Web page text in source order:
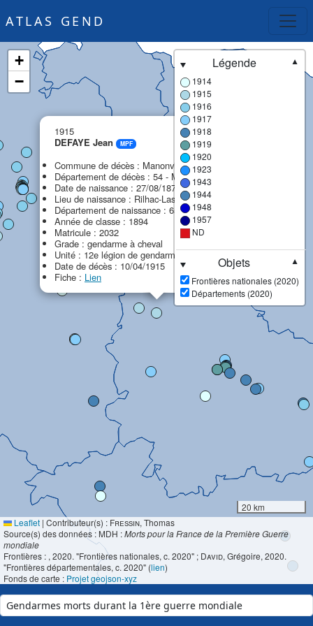
ATLAS GEND
1915
DEFAYE Jean
MPF
Commune de décès : Manonville
Département de décès : 54 - Meurthe-et-Moselle
Date de naissance : 27/08/1874
Lieu de naissance : Rilhac-Lastours
Département de naissance : 65 - Hautes-Pyrénées
Année de classe : 1894
Matricule : 2032
Grade : gendarme à cheval
Unité : 12e légion de gendarmerie (12e LG)
Date de décès : 10/04/1915
Fiche : Lien
+
−
Légende
▼
1914
1915
1916
1917
1918
1919
1920
1923
1943
1944
1948
1957
ND
Objets
▼
Frontières nationales (2020)
Départements (2020)
20 km
Leaflet | Contributeur(s) : Fressin, Thomas
Source(s) des données : MDH :Morts pour la France de la Première Guerre
mondiale
Frontières : , 2020. "Frontières nationales, c. 2020" ; David, Grégoire, 2020.
"Frontières départementales, c. 2020" (lien)
Fonds de carte : Projet geojson-xyz